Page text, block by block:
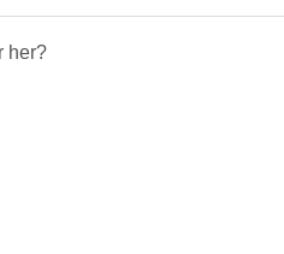
her?